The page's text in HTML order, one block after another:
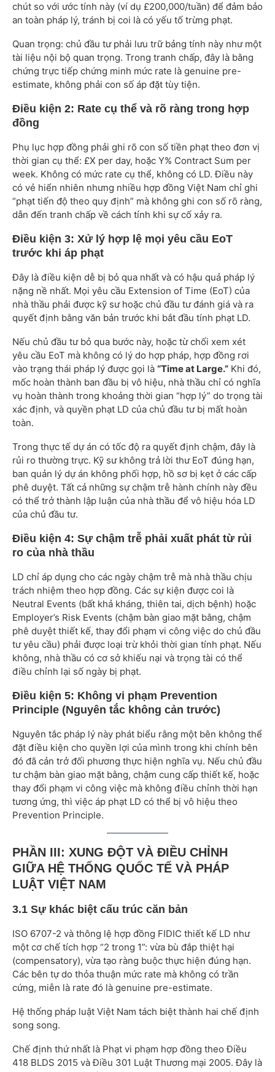
chút so với ước tính này (ví dụ £200,000/tuần) để đảm bảo
an toàn pháp lý, tránh bị coi là có yếu tố trừng phạt.
Quan trọng: chủ đầu tư phải lưu trữ bảng tính này như một
tài liệu nội bộ quan trọng. Trong tranh chấp, đây là bằng
chứng trực tiếp chứng minh mức rate là genuine pre-
estimate, không phải con số áp đặt tùy tiện.
Điều kiện 2: Rate cụ thể và rõ ràng trong hợp
đồng
Phụ lục hợp đồng phải ghi rõ con số tiền phạt theo đơn vị
thời gian cụ thể: £X per day, hoặc Y% Contract Sum per
week. Không có mức rate cụ thể, không có LD. Điều này
có vẻ hiển nhiên nhưng nhiều hợp đồng Việt Nam chỉ ghi
“phạt tiến độ theo quy định” mà không ghi con số rõ ràng,
dẫn đến tranh chấp về cách tính khi sự cố xảy ra.
Điều kiện 3: Xử lý hợp lệ mọi yêu cầu EoT
trước khi áp phạt
Đây là điều kiện dễ bị bỏ qua nhất và có hậu quả pháp lý
nặng nề nhất. Mọi yêu cầu Extension of Time (EoT) của
nhà thầu phải được kỹ sư hoặc chủ đầu tư đánh giá và ra
quyết định bằng văn bản trước khi bắt đầu tính phạt LD.
Nếu chủ đầu tư bỏ qua bước này, hoặc từ chối xem xét
yêu cầu EoT mà không có lý do hợp pháp, hợp đồng rơi
vào trạng thái pháp lý được gọi là “Time at Large.” Khi đó,
mốc hoàn thành ban đầu bị vô hiệu, nhà thầu chỉ có nghĩa
vụ hoàn thành trong khoảng thời gian “hợp lý” do trọng tài
xác định, và quyền phạt LD của chủ đầu tư bị mất hoàn
toàn.
Trong thực tế dự án có tốc độ ra quyết định chậm, đây là
rủi ro thường trực. Kỹ sư không trả lời thư EoT đúng hạn,
ban quản lý dự án không phối hợp, hồ sơ bị kẹt ở các cấp
phê duyệt. Tất cả những sự chậm trễ hành chính này đều
có thể trở thành lập luận của nhà thầu để vô hiệu hóa LD
của chủ đầu tư.
Điều kiện 4: Sự chậm trễ phải xuất phát từ rủi
ro của nhà thầu
LD chỉ áp dụng cho các ngày chậm trễ mà nhà thầu chịu
trách nhiệm theo hợp đồng. Các sự kiện được coi là
Neutral Events (bất khả kháng, thiên tai, dịch bệnh) hoặc
Employer’s Risk Events (chậm bàn giao mặt bằng, chậm
phê duyệt thiết kế, thay đổi phạm vi công việc do chủ đầu
tư yêu cầu) phải được loại trừ khỏi thời gian tính phạt. Nếu
không, nhà thầu có cơ sở khiếu nại và trọng tài có thể
điều chỉnh lại số ngày bị phạt.
Điều kiện 5: Không vi phạm Prevention
Principle (Nguyên tắc không cản trước)
Nguyên tắc pháp lý này phát biểu rằng một bên không thể
đặt điều kiện cho quyền lợi của mình trong khi chính bên
đó đã cản trở đối phương thực hiện nghĩa vụ. Nếu chủ đầu
tư chậm bàn giao mặt bằng, chậm cung cấp thiết kế, hoặc
thay đổi phạm vi công việc mà không điều chỉnh thời hạn
tương ứng, thì việc áp phạt LD có thể bị vô hiệu theo
Prevention Principle.
PHẦN III: XUNG ĐỘT VÀ ĐIỀU CHỈNH
GIỮA HỆ THỐNG QUỐC TẾ VÀ PHÁP
LUẬT VIỆT NAM
3.1 Sự khác biệt cấu trúc căn bản
ISO 6707-2 và thông lệ hợp đồng FIDIC thiết kế LD như
một cơ chế tích hợp “2 trong 1”: vừa bù đắp thiệt hại
(compensatory), vừa tạo ràng buộc thực hiện đúng hạn.
Các bên tự do thỏa thuận mức rate mà không có trần
cứng, miễn là rate đó là genuine pre-estimate.
Hệ thống pháp luật Việt Nam tách biệt thành hai chế định
song song.
Chế định thứ nhất là Phạt vi phạm hợp đồng theo Điều
418 BLDS 2015 và Điều 301 Luật Thương mại 2005. Đây là